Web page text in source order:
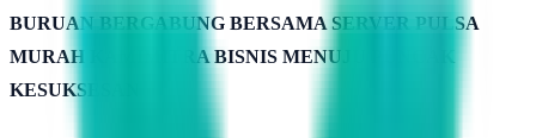
BURUAN BERGABUNG BERSAMA SERVER PULSA
MURAH KAMIMITRA BISNIS MENUJU PUNCAK
KESUKSESAN